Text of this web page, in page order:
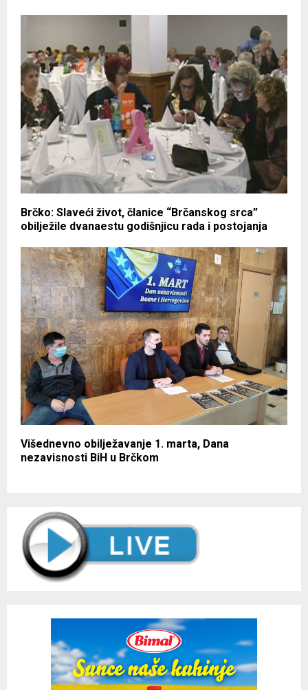
Brčko: Slaveći život, članice “Brčanskog srca”
obilježile dvanaestu godišnjicu rada i postojanja
Višednevno obilježavanje 1. marta, Dana
nezavisnosti BiH u Brčkom